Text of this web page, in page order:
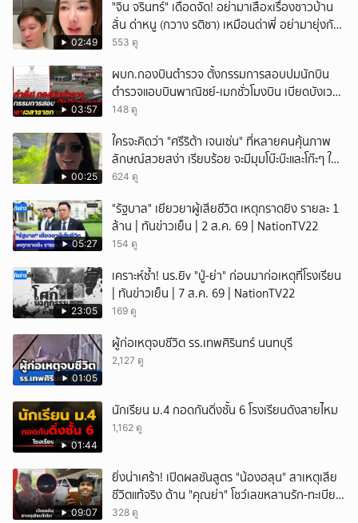
02:49
ั่"จิน จรินทร์" เดือดจัด! อย่ามาเสือxเรื่องชาวบ้าน
ลั่น ด่าหนู (กวาง รติชา) เหมือนด่าพี่ อย่ามายุ่งกับ
คนของผม จบ!!!
553 ดู
03:57
ผบก.กองบินตำรวจ ตั้งกรรมการสอบปมนักบิน
ตำรวจแอบบินพาณิชย์-เมกชั่วโมงบิน เบียดบังเวลา
ทำหน้าที่
148 ดู
00:25
ใครจะคิดว่า "ศรีริต้า เจนเซ่น" ที่หลายคนคุ้นภาพ
ลักษณ์สวยสง่า เรียบร้อย จะมีมุมโบ๊ะบ๊ะและโก๊ะๆ ให้
ได้อมยิ้มเหมือนกัน งานนี้ทำเอาแฟนๆ ทั้งเอ็นดูทั้ง
624 ดู
05:27
"รัฐบาล" เยียวยาผู้เสียชีวิต เหตุกราดยิง รายละ 1
ล้าน | ทันข่าวเย็น | 2 ส.ค. 69 | NationTV22
154 ดู
23:05
เคราะห์ซ้ำ! นร.ยิv "ปู่-ย่า" ก่อนมาก่อเหตุที่โรงเรียน
| ทันข่าวเย็น | 7 ส.ค. 69 | NationTV22
169 ดู
01:05
ผู้ก่อเหตุจบชีวิต รร.เทพศิรินทร์ นนทบุรี
2,127 ดู
01:44
นักเรียน ม.4 กอดกันดิ่งชั้น 6 โรงเรียนดังสายไหม
1,162 ดู
09:07
ยิ่งน่าเศร้า! เปิดผลชันสูตร "น้องฮลุน" สาเหตุเสีย
ชีวิตแท้จริง ด้าน "คุณย่า" โชว์เลขหลานรัก-ทะเบียน
รถเคลื่อนร่าง!
328 ดู